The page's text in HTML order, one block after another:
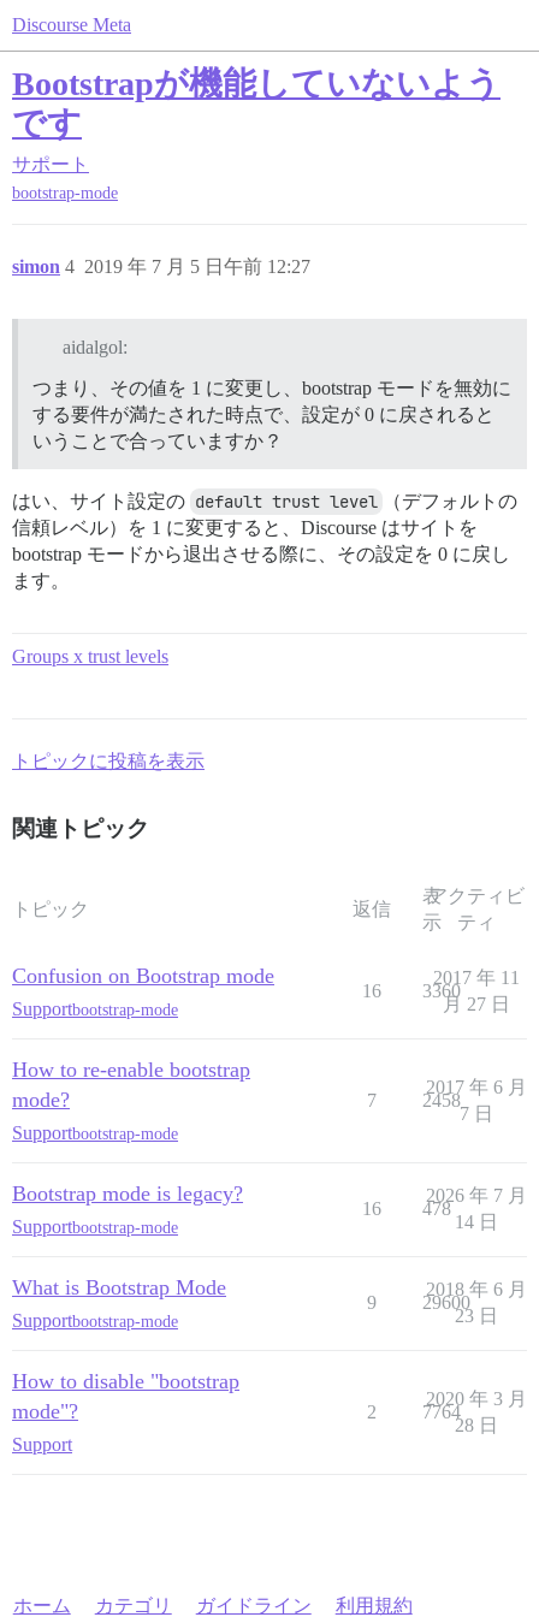
Discourse Meta
Bootstrapが機能していないよう
です
サポート
bootstrap-mode
simon 2019 年 7 月 5 日午前 12:27
4
aidalgol:
つまり、その値を 1 に変更し、bootstrap モードを無効に
する要件が満たされた時点で、設定が 0 に戻されると
いうことで合っていますか？
はい、サイト設定の default trust level
（デフォルトの
信頼レベル）を 1 に変更すると、Discourse はサイトを
bootstrap モードから退出させる際に、その設定を 0 に戻し
ます。
Groups x trust levels
トピックに投稿を表示
関連トピック
トピック 返信
表
示
アクティビ
ティ
Confusion on Bootstrap mode
Supportbootstrap-mode
16 3360
2017 年 11
月 27 日
How to re-enable bootstrap
mode?
Supportbootstrap-mode
7 2458
2017 年 6 月
7 日
Bootstrap mode is legacy?
Supportbootstrap-mode
16 478
2026 年 7 月
14 日
What is Bootstrap Mode
Supportbootstrap-mode
9 29600
2018 年 6 月
23 日
How to disable "bootstrap
mode"?
Support
2 7764
2020 年 3 月
28 日
ホーム カテゴリ ガイドライン 利用規約